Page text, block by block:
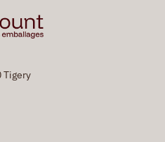
Tigery